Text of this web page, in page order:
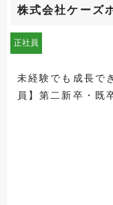
株式会社ケーズ
正社員
未経験でも成長で
員】第二新卒・既